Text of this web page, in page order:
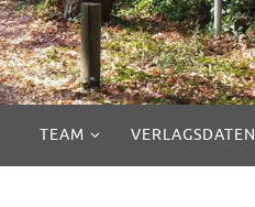
TEAM VERLAGSDATEN